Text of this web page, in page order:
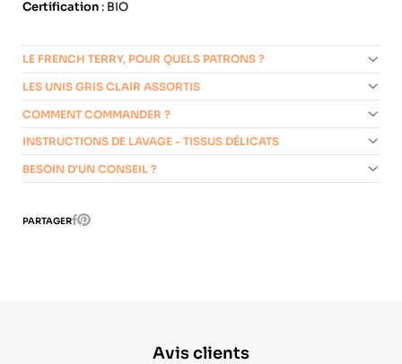
Certification : BIO
LE FRENCH TERRY, POUR QUELS PATRONS ?
LES UNIS GRIS CLAIR ASSORTIS
COMMENT COMMANDER ?
INSTRUCTIONS DE LAVAGE - TISSUS DÉLICATS
BESOIN D'UN CONSEIL ?
PARTAGERFacebook
Pinterest
Avis clients